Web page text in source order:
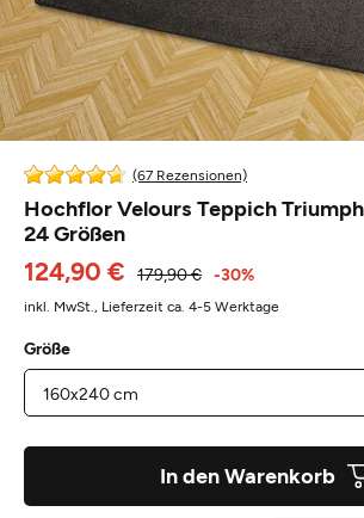
(67 Rezensionen)
Hochflor Velours Teppich
24 Größen
124,90 € 179,90 € -30%
inkl. MwSt., Lieferzeit ca. 4-5 Werktage
Größe
In den Warenkorb